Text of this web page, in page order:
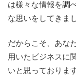
は様々な情報を調
な思いをしてきま
だからこそ、あな
用いたビジネスに
いと思っております